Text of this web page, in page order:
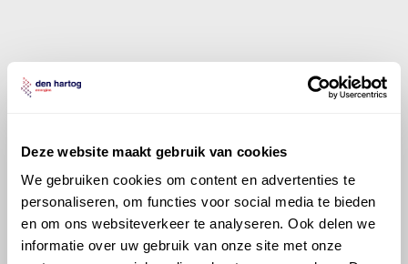
Deze website maakt gebruik van cookies
We gebruiken cookies om content en advertenties te
personaliseren, om functies voor social media te bieden
en om ons websiteverkeer te analyseren. Ook delen we
informatie over uw gebruik van onze site met onze
Alle rechten voorbehouden. Deze
informatie mag noch geheel noch gedeeltelijk worden
voorafgaande schriftelijke toestemming van Olyslager
Organisation B.V. Hoewel alles in het werk is gesteld
om ervoor te zorgen dat deze gegevens zo accuraat
en compleet mogelijk zijn, wordt geen
aansprakelijkheid aanvaard, anders dan waartoe een
wettelijke verplichting bestaat, voor schade of verlies